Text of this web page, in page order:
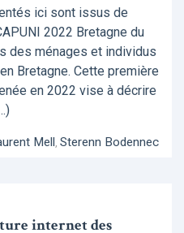
ici sont issus de
2022 Bretagne du
des ménages et individus
Bretagne. Cette première
en 2022 vise à décrire
Mell , Sterenn Bodennec
internet des